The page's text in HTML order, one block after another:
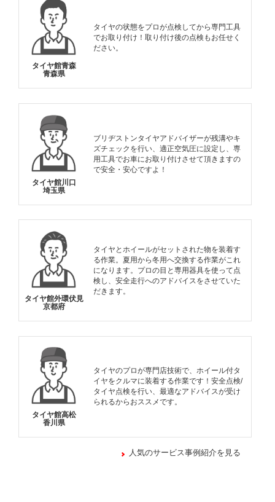
タイヤ館青森
青森県
タイヤの状態をプロが点検してから専門工具
でお取り付け！取り付け後の点検もお任せく
ださい。
タイヤ館川口
埼玉県
ブリヂストンタイヤアドバイザーが残溝やキ
ズチェックを行い、適正空気圧に設定し、専
用工具でお車にお取り付けさせて頂きますの
で安全・安心ですよ！
タイヤ館外環伏見
京都府
タイヤとホイールがセットされた物を装着す
る作業。夏用から冬用へ交換する作業がこれ
になります。プロの目と専用器具を使って点
検し、安全走行へのアドバイスをさせていた
だきます。
タイヤ館高松
香川県
タイヤのプロが専門店技術で、ホイール付タ
イヤをクルマに装着する作業です！安全点検/
タイヤ点検を行い、最適なアドバイスが受け
られるからおススメです。
人気のサービス事例紹介を見る